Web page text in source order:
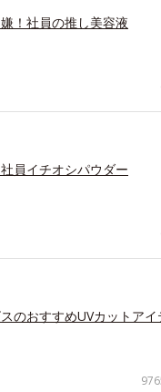
！社員の推し美容液
員イチオシパウダー
のおすすめUVカットアイ